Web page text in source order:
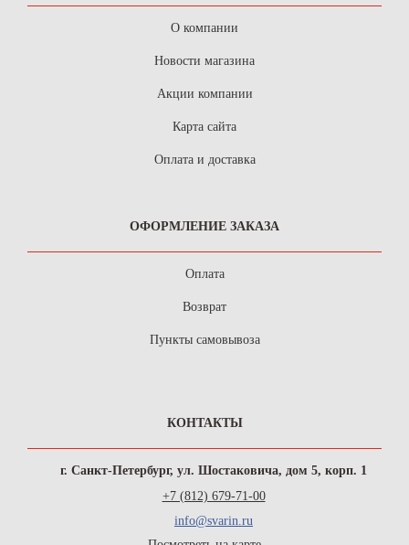
О компании
Новости магазина
Акции компании
Карта сайта
Оплата и доставка
ОФОРМЛЕНИЕ ЗАКАЗА
Оплата
Возврат
Пункты самовывоза
КОНТАКТЫ
г. Санкт-Петербург, ул. Шостаковича, дом 5, корп. 1
+7 (812) 679-71-00
info@svarin.ru